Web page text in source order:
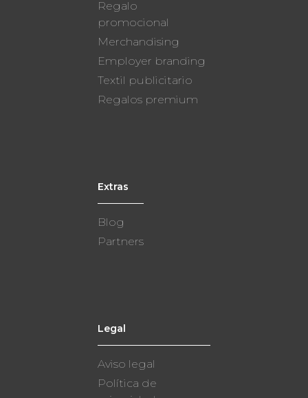
Regalo
promocional
Merchandising
Employer branding
Textil publicitario
Regalos premium
Extras
Blog
Partners
Legal
Aviso legal
Política de